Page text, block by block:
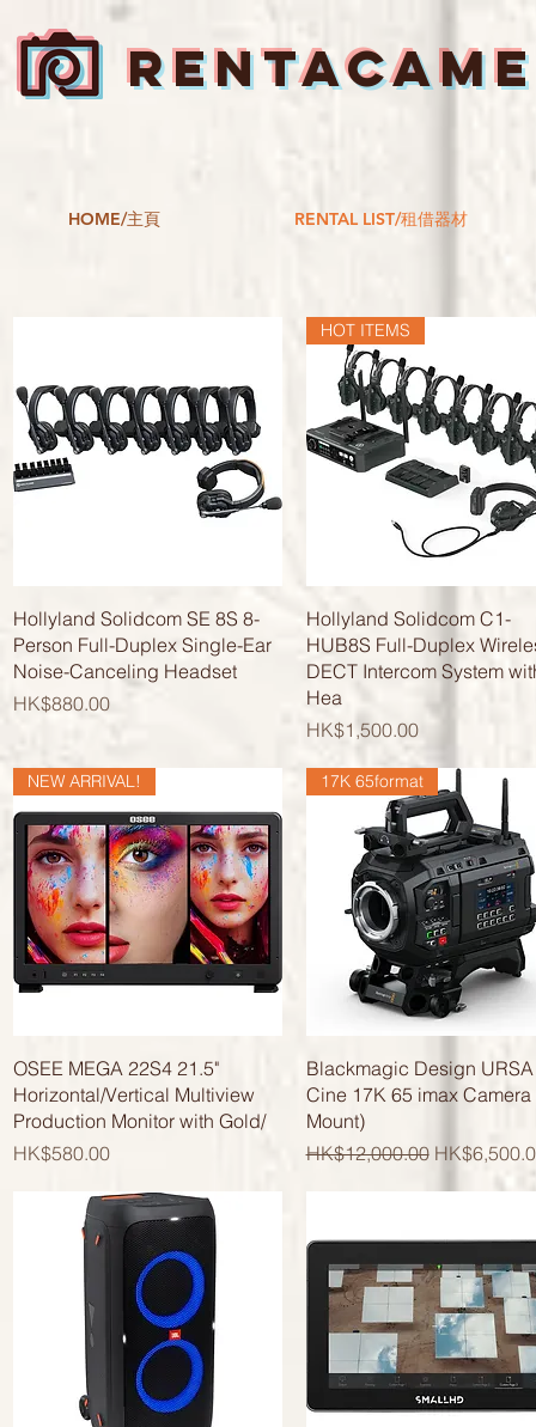
HOME/主頁 RENTAL LIST/租借器材
快速瀏覽
Hollyland Solidcom SE 8S 8-
Person Full-Duplex Single-Ear
Noise-Canceling Headset
價格
HK$880.00
快速瀏覽
HOT ITEMS
Hollyland Solidcom C1-
HUB8S Full-Duplex
DECT Intercom System
Hea
價格
HK$1,500.00
快速瀏覽
NEW ARRIVAL!
OSEE MEGA 22S4 21.5"
Horizontal/Vertical Multiview
Production Monitor with Gold/
價格
HK$580.00
快速瀏覽
17K 65format
Blackmagic Design URSA
Cine 17K 65 imax Camera
Mount)
一般價格
HK$12,000.00 促銷價格